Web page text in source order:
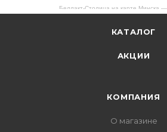
Беллакт-Столица на карте Минска
КАТАЛОГ
АКЦИИ
КОМПАНИЯ
О магазине